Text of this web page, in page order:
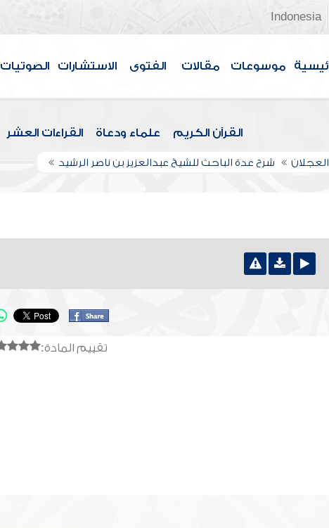
Indonesia
موسوعات مقالات الفتوى الاستشارات الصوتيات
القرآن الكريم علماء ودعاة القراءات العشر
شرح عدة الباحث للشيخ عبدالعزيز بن ناصر الرشيد
تقييم المادة: